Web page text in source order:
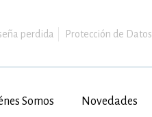
perdida Protección de Datos
Somos Novedades